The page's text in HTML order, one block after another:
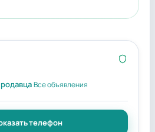
Все объявления
телефон